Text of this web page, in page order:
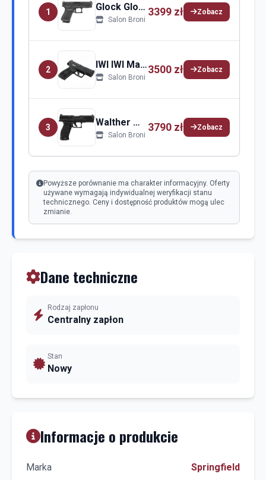
1 Glock Glock 19
Salon Broni
3399 zł Zobacz
2 IWI IWI Masada
Salon Broni
3500 zł Zobacz
3 Walther Walther PDP
Salon Broni
3790 zł Zobacz
Powyższe porównanie ma charakter informacyjny. Oferty
używane wymagają indywidualnej weryfikacji stanu
technicznego. Ceny i dostępność produktów mogą ulec
zmianie.
Dane techniczne
Rodzaj zapłonu
Centralny zapłon
Stan
Nowy
Informacje o produkcie
Marka Springfield